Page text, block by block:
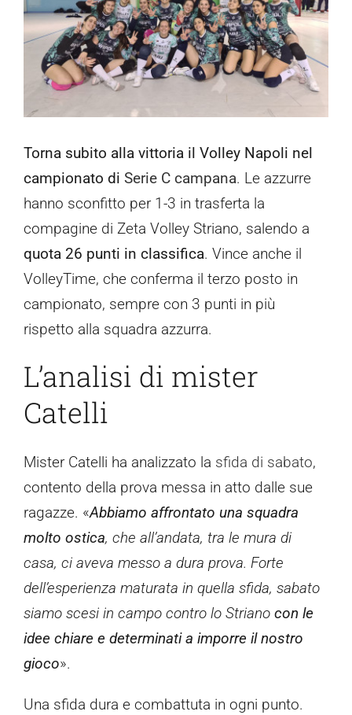
Contatti
Torna subito alla vittoria il Volley Napoli nel
campionato di Serie C campana. Le azzurre
hanno sconfitto per 1-3 in trasferta la
compagine di Zeta Volley Striano, salendo a
quota 26 punti in classifica. Vince anche il
VolleyTime, che conferma il terzo posto in
campionato, sempre con 3 punti in più
rispetto alla squadra azzurra.
L’analisi di mister
Catelli
Mister Catelli ha analizzato la sfida di sabato,
contento della prova messa in atto dalle sue
ragazze. «Abbiamo affrontato una squadra
molto ostica, che all’andata, tra le mura di
casa, ci aveva messo a dura prova. Forte
dell’esperienza maturata in quella sfida, sabato
siamo scesi in campo contro lo Striano con le
idee chiare e determinati a imporre il nostro
gioco».
Una sfida dura e combattuta in ogni punto.